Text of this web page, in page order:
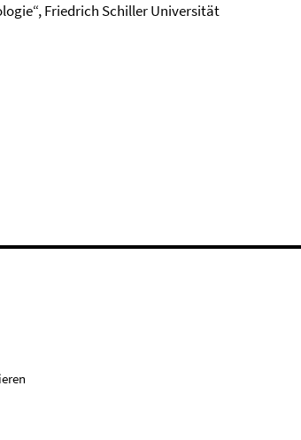
Friedrich Schiller Universität